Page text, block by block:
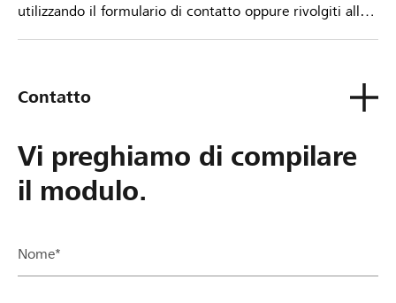
utilizzando il formulario di contatto oppure rivolgiti alla
Contatto
Vi preghiamo di compilare
il modulo.
Nome*